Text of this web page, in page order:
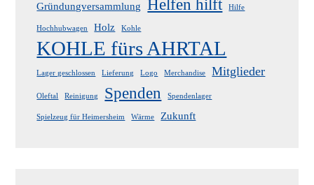
Gründungversammlung Helfen hilft Hilfe
Hochhubwagen Holz Kohle
KOHLE fürs AHRTAL
Lager geschlossen Lieferung Logo Merchandise Mitglieder
Oleftal Reinigung Spenden Spendenlager
Spielzeug für Heimersheim Wärme Zukunft